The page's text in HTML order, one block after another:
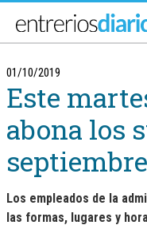
01/10/2019
Este
abona los
septiembre
Los empleados de la
las formas, lugares y